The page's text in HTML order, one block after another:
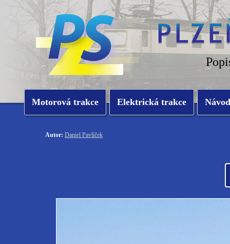
Motorová trakce Elektrická trakce
Autor: Daniel Pavlíček